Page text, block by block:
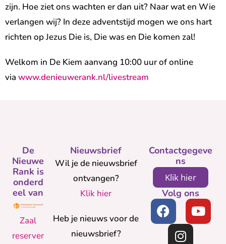
zijn. Hoe ziet ons wachten er dan uit? Naar wat en Wie
verlangen wij? In deze adventstijd mogen we ons hart
richten op Jezus Die is, Die was en Die komen zal!
Welkom in De Kiem aanvang 10:00 uur of online
via www.denieuwerank.nl/livestream
Nieuwsbrief
Wil je de nieuwsbrief
ontvangen?
Klik hier
Heb je nieuws voor de
nieuwsbrief?
De
Nieuwe
Rank is
onderd
eel van
Zaal
reserver
Contactgegeve
ns
Klik hier
Volg ons